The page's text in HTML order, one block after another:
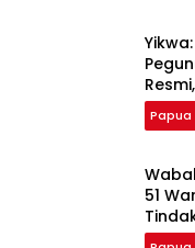
Papua
51